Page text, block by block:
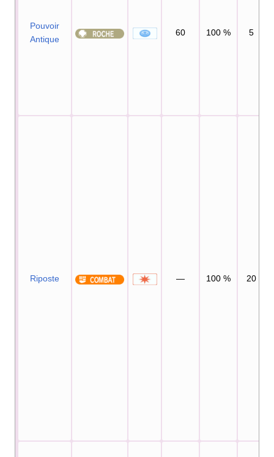
Pouvoir
Antique
60 100 % 5
Riposte — 100 % 20